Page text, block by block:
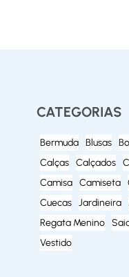
CATEGORIAS
Bermuda Blusas
Calças
Calçados
Camisa
Camiseta
Cuecas
Jardineira
Regata Menino
Vestido